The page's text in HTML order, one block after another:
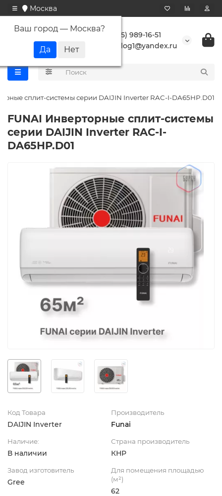
Москва
Ваш город — Москва?
+7 (495) 989-16-51
buranlog1@yandex.ru
сплит-системы серии DAIJIN Inverter RAC-I-DA65HP.D01
FUNAI Инверторные сплит-системы
серии DAIJIN Inverter RAC-I-
DA65HP.D01
Код Товара
DAIJIN Inverter
Производитель
Funai
Наличие:
В наличии
Страна производитель
КНР
Завод изготовитель
Gree
Для помещения площадью
(м²)
62